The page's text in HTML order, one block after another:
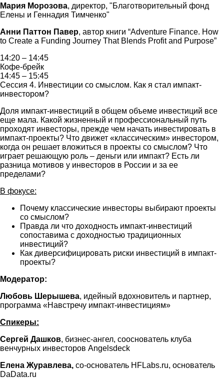
Мария Морозова, директор, "Благотворительный фонд
Елены и Геннадия Тимченко"
Анни Паттон Павер, автор книги “Adventure Finance. How
to Create a Funding Journey That Blends Profit and Purpose”
14:20 – 14:45
Кофе-брейк
14:45 – 15:45
Сессия 4. Инвестиции со смыслом. Как я стал импакт-
инвестором?
Доля импакт-инвестиций в общем объеме инвестиций все
еще мала. Какой жизненный и профессиональный путь
проходят инвесторы, прежде чем начать инвестировать в
импакт-проекты? Что движет «классическим» инвестором,
когда он решает вложиться в проекты со смыслом? Что
играет решающую роль – деньги или импакт? Есть ли
разница мотивов у инвесторов в России и за ее
пределами?
В фокусе:
Почему классические инвесторы выбирают проекты
со смыслом?
Правда ли что доходность импакт-инвестиций
сопоставима с доходностью традиционных
инвестиций?
Как диверсифицировать риски инвестиций в импакт-
проекты?
Модератор:
Любовь Шерышева, идейный вдохновитель и партнер,
программа «Навстречу импакт-инвестициям»
Спикеры:
Сергей Дашков, бизнес-ангел, сооснователь клуба
венчурных инвесторов Angelsdeck
Елена Журавлева, со-основатель HFLabs.ru, основатель
DaData.ru